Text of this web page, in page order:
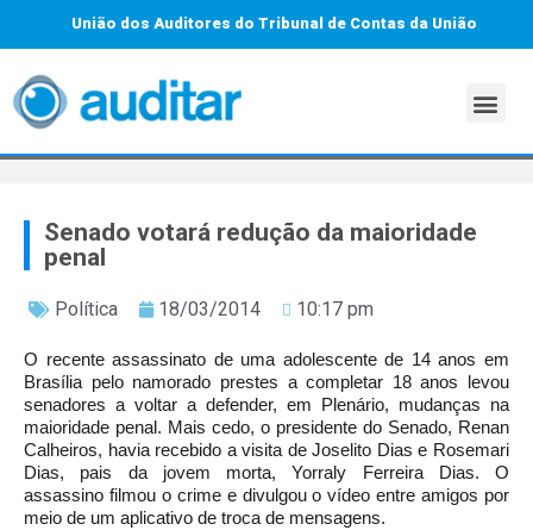
União dos Auditores do Tribunal de Contas da União
Senado votará redução da maioridade
penal
Política 18/03/2014 10:17 pm
O recente assassinato de uma adolescente de 14 anos em
Brasília pelo namorado prestes a completar 18 anos levou
senadores a voltar a defender, em Plenário, mudanças na
maioridade penal. Mais cedo, o presidente do Senado, Renan
Calheiros, havia recebido a visita de Joselito Dias e Rosemari
Dias, pais da jovem morta, Yorraly Ferreira Dias. O
assassino filmou o crime e divulgou o vídeo entre amigos por
meio de um aplicativo de troca de mensagens.